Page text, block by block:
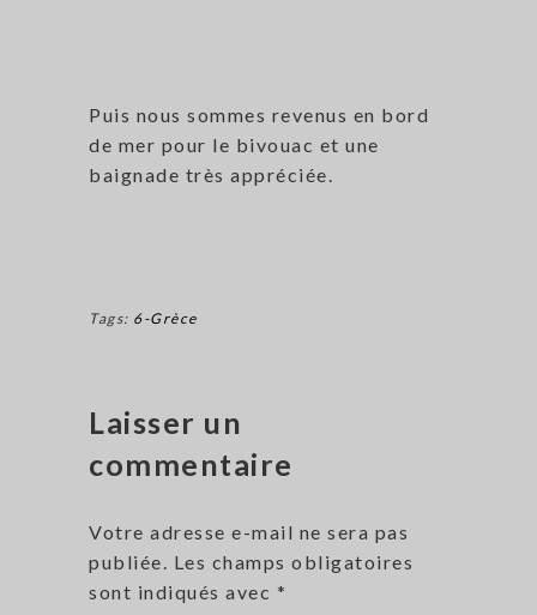
Puis nous sommes revenus en bord
de mer pour le bivouac et une
baignade très appréciée.
Tags: 6-Grèce
Laisser un
commentaire
Votre adresse e-mail ne sera pas
publiée. Les champs obligatoires
sont indiqués avec *